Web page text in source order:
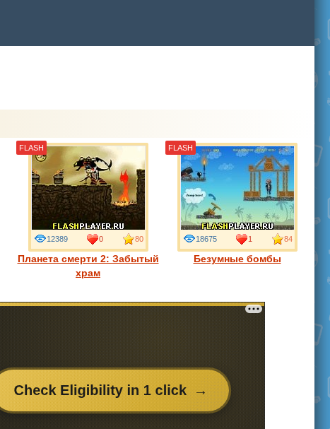
Планета смерти 2: Забытый
храм
12389 0 80
FLASH
Безумные бомбы
18675 1 84
FLASH